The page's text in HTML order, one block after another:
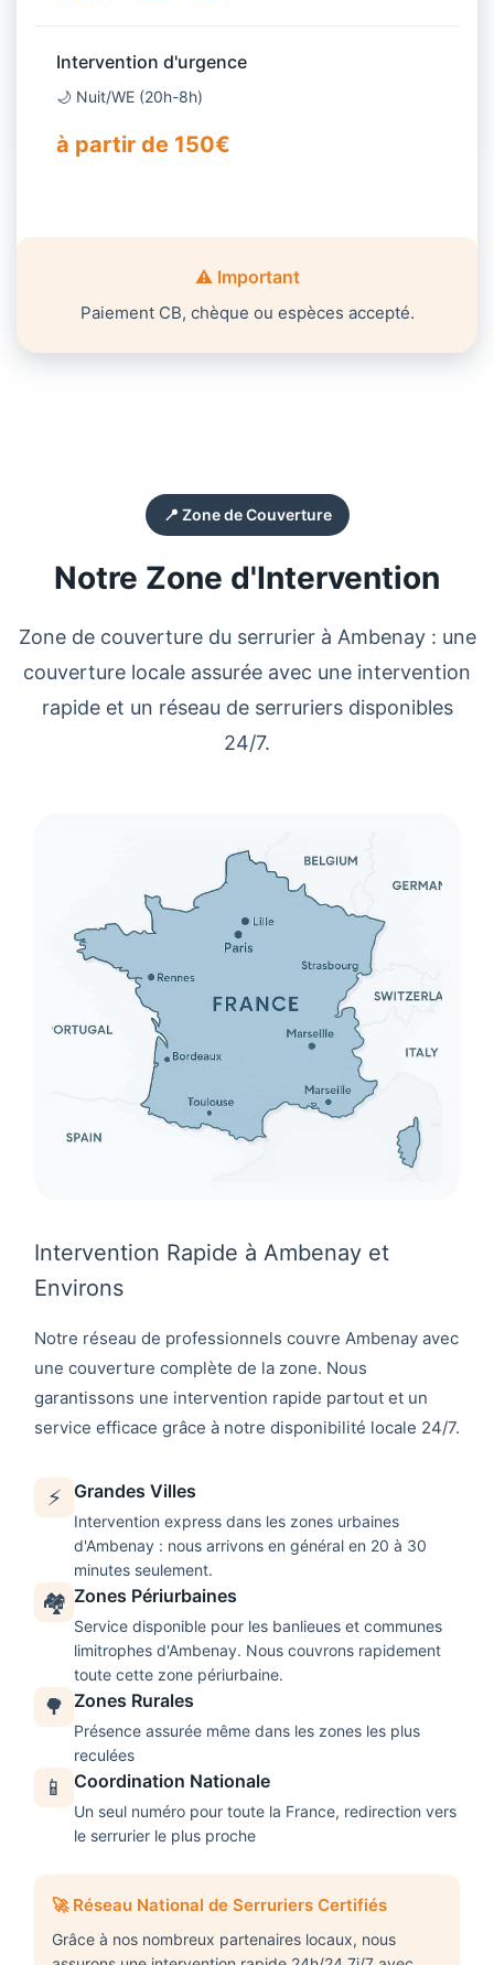
Intervention d'urgence
🌙 Nuit/WE (20h-8h)
à partir de 150€
⚠️ Important
Paiement CB, chèque ou espèces accepté.
📍 Zone de Couverture
Notre Zone d'Intervention
Zone de couverture du serrurierà Ambenay: une
couverture locale assurée avec une intervention
rapide et un réseau de serruriersdisponibles
24/7.
Intervention Rapide à Ambenay et
Environs
Notre réseau de professionnels couvre Ambenay avec
une couverture complète de la zone. Nous
garantissons une intervention rapide partout et un
service efficace grâce à notre disponibilité locale 24/7.
⚡ Grandes Villes
Intervention express dans les zones urbaines
d'Ambenay : nous arrivons en général en 20 à 30
minutes seulement.
🏘️ Zones Périurbaines
Service disponible pour les banlieues et communes
limitrophes d'Ambenay. Nous couvrons rapidement
toute cette zone périurbaine.
🌳 Zones Rurales
Présence assurée même dans les zones les plus
reculées
📱 Coordination Nationale
Un seul numéro pour toute la France, redirection vers
le serrurier le plus proche
🚀 Réseau National de Serruriers Certifiés
Grâce à nos nombreux partenaires locaux, nous